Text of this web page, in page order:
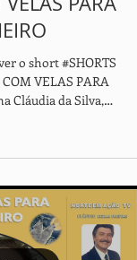
PARA
o short #SHORTS